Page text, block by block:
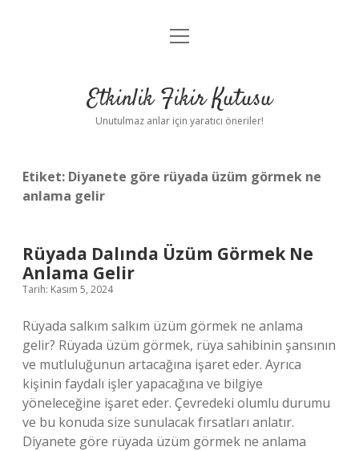
Anasayfa
Yasal Uyarı
menüyü
Etkinlik Fikir Kutusu
Unutulmaz anlar için yaratıcı öneriler!
Etiket: Diyanete göre rüyada üzüm görmek ne
anlama gelir
Rüyada Dalında Üzüm Görmek Ne
Anlama Gelir
Tarih: Kasım 5, 2024
Rüyada salkım salkım üzüm görmek ne anlama
gelir? Rüyada üzüm görmek, rüya sahibinin şansının
ve mutluluğunun artacağına işaret eder. Ayrıca
kişinin faydalı işler yapacağına ve bilgiye
yöneleceğine işaret eder. Çevredeki olumlu durumu
ve bu konuda size sunulacak fırsatları anlatır.
Diyanete göre rüyada üzüm görmek ne anlama